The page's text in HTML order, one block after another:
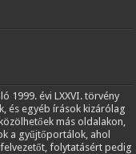
1999. évi LXXVI. törvény
és egyéb írások kizárólag
más oldalakon,
a gyűjtőportálok, ahol
folytatásért pedig